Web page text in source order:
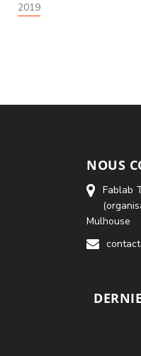
2019
NOUS
Fablab
Mulhouse